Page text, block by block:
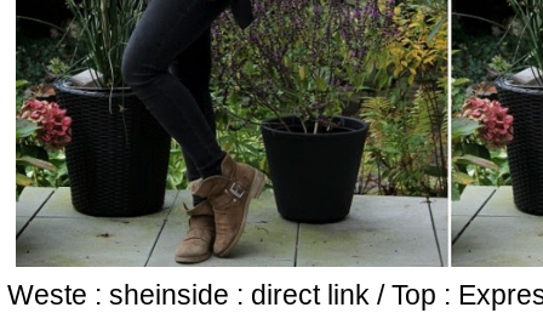
Weste : sheinside : direct link / Top :